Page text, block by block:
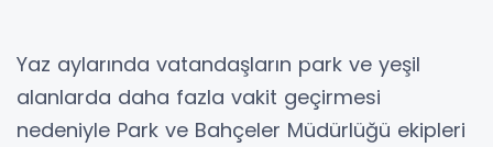
Yaz aylarında vatandaşların park ve yeşil
alanlarda daha fazla vakit geçirmesi
nedeniyle Park ve Bahçeler Müdürlüğü ekipleri